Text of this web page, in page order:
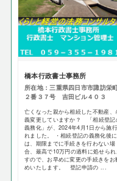
橋本行政書士事務所
所在地：三重県四日市市諏訪栄
２番３７号 吉田ビル４０３
亡くなった親から相続した不動産、
義変更していますか？ 「相続登記
義務化」が、2024年4月1日から施
れました。 ・相続登記の義務化後に
は、期限までに手続きを行わない場
合、最高で10万円の過料に処せられ
すので、お早めに変更の手続きをお
めいたします。 登記申請の ...